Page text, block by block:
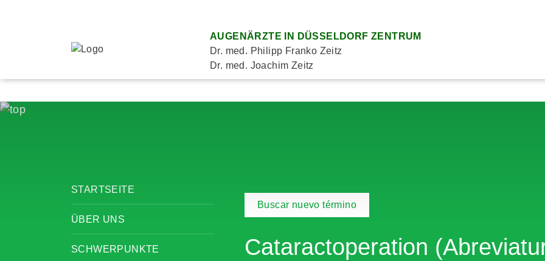
AUGENÄRZTE IN DÜSSELDORF ZENTRUM
Dr. med. Philipp Franko Zeitz
Dr. med. Joachim Zeitz
STARTSEITE
ÜBER UNS
SCHWERPUNKTE
Buscar nuevo término
Cataractoperation